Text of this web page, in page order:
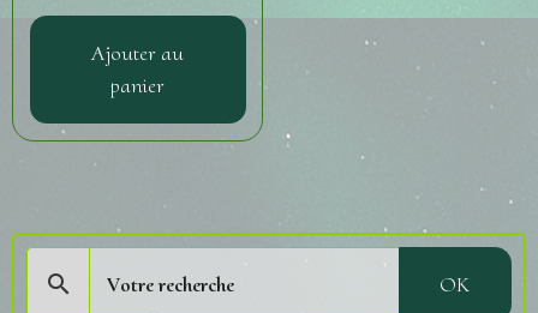
Ajouter au
panier
OK